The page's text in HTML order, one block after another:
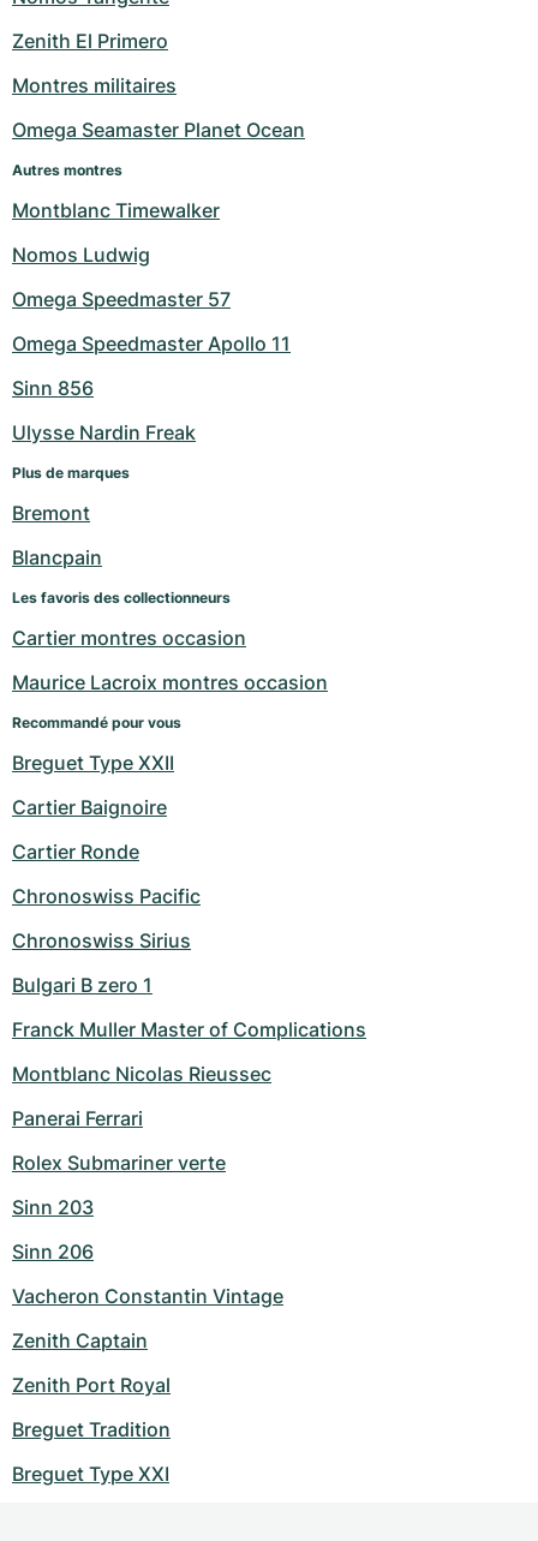
Milgauss
Oyster Perpetual
Yacht-Master
Yacht-Master II
Sea-Dweller
Sky-Dweller
Montres pour femmes
Ronde
Rotonde
Crash
Pasha
Tortue
Baignoire
Roadster
Montres d'occasion
Professional
Bentley
Transocean
Cockpit
Chronospace
Super Avenger
Montbrillant
Montres d'occasion
Formula 1
Grand Carrera
Montres d'occasion
Montres pour femmes
Portofino
Portugieser
Da Vinci
Aquatimer
Spitfire
Montres d'occasion
Spirit of Big Bang
King Power
Montres d'occasion
Zenith El Primero
Montres militaires
Omega Seamaster Planet Ocean
Autres montres
Montblanc Timewalker
Nomos Ludwig
Omega Speedmaster 57
Omega Speedmaster Apollo 11
Sinn 856
Ulysse Nardin Freak
Plus de marques
Bremont
Blancpain
Les favoris des collectionneurs
Cartier montres occasion
Maurice Lacroix montres occasion
Recommandé pour vous
Breguet Type XXII
Cartier Baignoire
Cartier Ronde
Chronoswiss Pacific
Chronoswiss Sirius
Bulgari B zero 1
Franck Muller Master of Complications
Montblanc Nicolas Rieussec
Panerai Ferrari
Rolex Submariner verte
Sinn 203
Sinn 206
Vacheron Constantin Vintage
Zenith Captain
Zenith Port Royal
Breguet Tradition
Breguet Type XXI